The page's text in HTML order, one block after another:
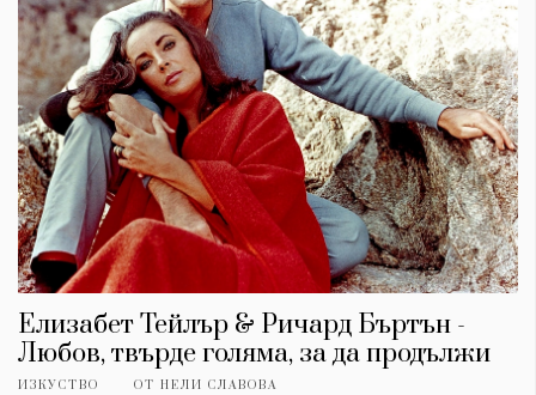
Елизабет Тейлър & Ричард Бъртън -
Любов, твърде голяма, за да продължи
ИЗКУСТВО ОТ НЕЛИ СЛАВОВА